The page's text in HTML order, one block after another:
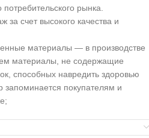
рынка.
за счет высокого качества и
материалы — в производстве
материалы, не содержащие
способных навредить здоровью
запоминается покупателям и